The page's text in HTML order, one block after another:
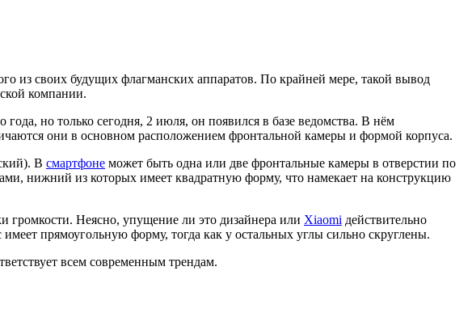
из своих будущих флагманских аппаратов. По крайней мере, такой вывод
компании.
но только сегодня, 2 июля, он появился в базе ведомства. В нём
они в основном расположением фронтальной камеры и формой корпуса.
В смартфоне может быть одна или две фронтальные камеры в отверстии по
нижний из которых имеет квадратную форму, что намекает на конструкцию
громкости. Неясно, упущение ли это дизайнера или Xiaomi действительно
прямоугольную форму, тогда как у остальных углы сильно скруглены.
всем современным трендам.